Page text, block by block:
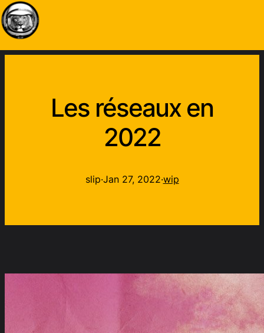
Les réseaux en
2022
slip·Jan 27, 2022·wip